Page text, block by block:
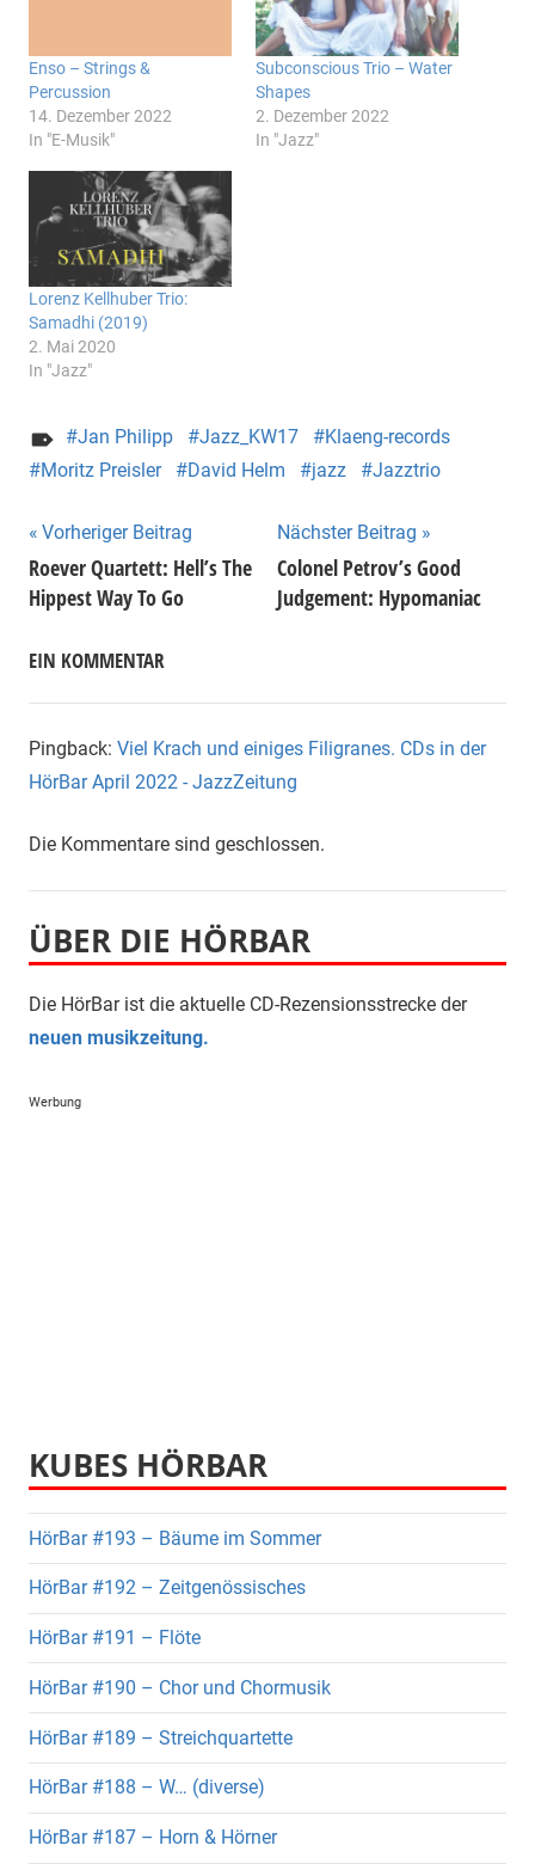
Enso – Strings &
Percussion
14. Dezember 2022
In "E-Musik"
Subconscious Trio – Water
Shapes
2. Dezember 2022
In "Jazz"
Lorenz Kellhuber Trio:
Samadhi (2019)
2. Mai 2020
In "Jazz"
Jan Philipp Jazz_KW17
Klaeng-records
Moritz Preisler
David Helm jazz Jazztrio
Beitragsnavigation
Vorheriger Beitrag
Roever Quartett: Hell’s The
Hippest Way To Go
Nächster Beitrag
Colonel Petrov’s Good
Judgement: Hypomaniac
EIN KOMMENTAR
Pingback: Viel Krach und einiges Filigranes. CDs in der
HörBar April 2022 - JazzZeitung
Die Kommentare sind geschlossen.
ÜBER DIE HÖRBAR
Die HörBar ist die aktuelle CD-Rezensionsstrecke der
neuen musikzeitung.
Werbung
KUBES HÖRBAR
HörBar #193 – Bäume im Sommer
HörBar #192 – Zeitgenössisches
HörBar #191 – Flöte
HörBar #190 – Chor und Chormusik
HörBar #189 – Streichquartette
HörBar #188 – W… (diverse)
HörBar #187 – Horn & Hörner